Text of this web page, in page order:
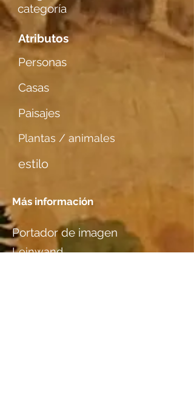
categoría
Atributos
Personas
Casas
Paisajes
Plantas / animales
estilo
Más información
Portador de imagen
Leinwand